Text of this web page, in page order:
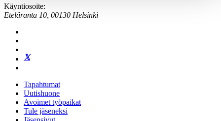
Käyntiosoite:
Eteläranta 10, 00130 Helsinki
Tapahtumat
Uutishuone
Avoimet työpaikat
Tule jäseneksi